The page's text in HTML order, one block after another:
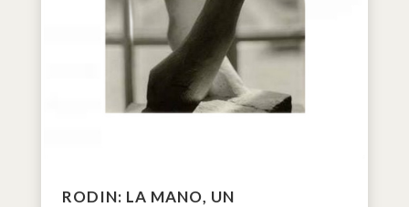
RODIN: LA MANO, UN